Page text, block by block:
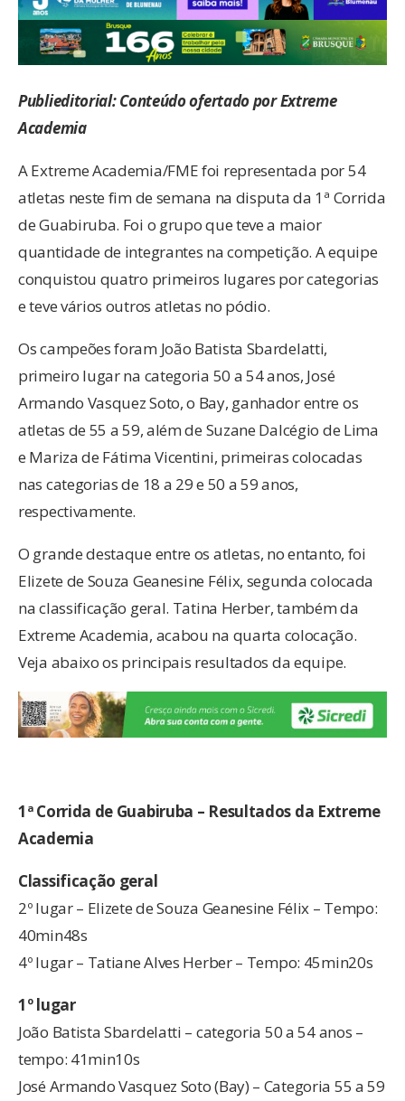
Publieditorial: Conteúdo ofertado por Extreme
Academia
A Extreme Academia/FME foi representada por 54
atletas neste fim de semana na disputa da 1ª Corrida
de Guabiruba. Foi o grupo que teve a maior
quantidade de integrantes na competição. A equipe
conquistou quatro primeiros lugares por categorias
e teve vários outros atletas no pódio.
Os campeões foram João Batista Sbardelatti,
primeiro lugar na categoria 50 a 54 anos, José
Armando Vasquez Soto, o Bay, ganhador entre os
atletas de 55 a 59, além de Suzane Dalcégio de Lima
e Mariza de Fátima Vicentini, primeiras colocadas
nas categorias de 18 a 29 e 50 a 59 anos,
respectivamente.
O grande destaque entre os atletas, no entanto, foi
Elizete de Souza Geanesine Félix, segunda colocada
na classificação geral. Tatina Herber, também da
Extreme Academia, acabou na quarta colocação.
Veja abaixo os principais resultados da equipe.
1ª Corrida de Guabiruba – Resultados da Extreme
Academia
Classificação geral
2º lugar – Elizete de Souza Geanesine Félix – Tempo:
40min48s
4º lugar – Tatiane Alves Herber – Tempo: 45min20s
1º lugar
João Batista Sbardelatti – categoria 50 a 54 anos –
tempo: 41min10s
José Armando Vasquez Soto (Bay) – Categoria 55 a 59